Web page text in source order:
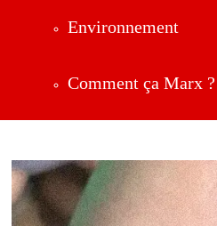
Environnement
Comment ça Marx ?